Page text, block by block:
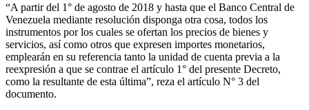
“A partir del 1° de agosto de 2018 y hasta que el Banco Central de
Venezuela mediante resolución disponga otra cosa, todos los
instrumentos por los cuales se ofertan los precios de bienes y
servicios, así como otros que expresen importes monetarios,
emplearán en su referencia tanto la unidad de cuenta previa a la
reexpresión a que se contrae el artículo 1° del presente Decreto,
como la resultante de esta última”, reza el artículo N° 3 del
documento.